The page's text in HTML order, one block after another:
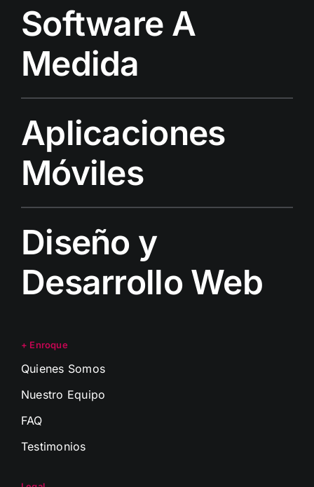
Software A
Medida
Aplicaciones
Móviles
Diseño y
Desarrollo Web
+ Enroque
Quienes Somos
Nuestro Equipo
FAQ
Testimonios